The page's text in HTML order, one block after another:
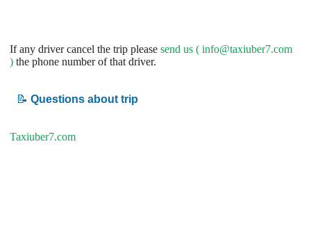
If any driver cancel the trip please send us ( info@taxiuber7.com
) the phone number of that driver.
📝 Questions about trip
Taxiuber7.com